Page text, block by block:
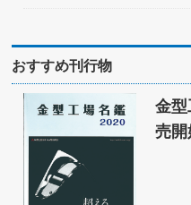
おすすめ刊行物
金
売